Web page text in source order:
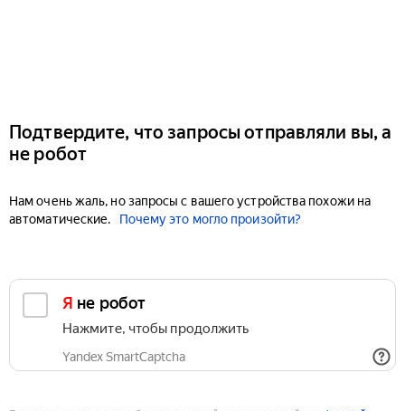
Подтвердите, что запросы отправляли вы, а
не робот
Нам очень жаль, но запросы с вашего устройства похожи на
автоматические.
Почему это могло произойти?
Я не робот
Нажмите, чтобы продолжить
Yandex SmartCaptcha